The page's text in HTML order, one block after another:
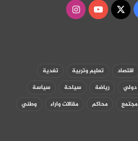
فيسبوك
‫X
‫YouTubeانستقرام
اقتصاد تعليم وتربية
تغدية
دولي رياضة سياحة
سياسة
مجتمع محاكم مقالات واراء وطني